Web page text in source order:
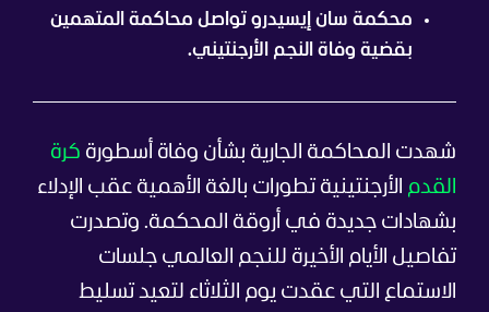
محكمة سان إيسيدرو تواصل محاكمة المتهمين
بقضية وفاة النجم الأرجنتيني.
شهدت المحاكمة الجارية بشأن وفاة أسطورة كرة
القدم الأرجنتينية تطورات بالغة الأهمية عقب الإدلاء
بشهادات جديدة في أروقة المحكمة. وتصدرت
تفاصيل الأيام الأخيرة للنجم العالمي جلسات
الاستماع التي عقدت يوم الثلاثاء لتعيد تسليط